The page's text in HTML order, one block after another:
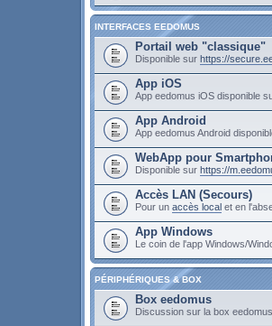
INTERFACES EEDOMUS
Portail web "classique"
Disponible sur https://
App iOS
App eedomus iOS disponible
App Android
App eedomus Android
WebApp pour
Disponible sur https://
Accès LAN (Secours)
Pour un accès local et en
App Windows
Le coin de l'app Windows/
PÉRIPHÉRIQUES & BOX
Box eedomus
Discussion sur la box eedomus